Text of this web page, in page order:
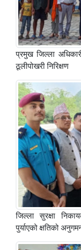
प्रमुख जिल्ला
ठूलीपोखरी निरिक्षण
जिल्ला सुरक्षा
पुर्याएको क्षतिको